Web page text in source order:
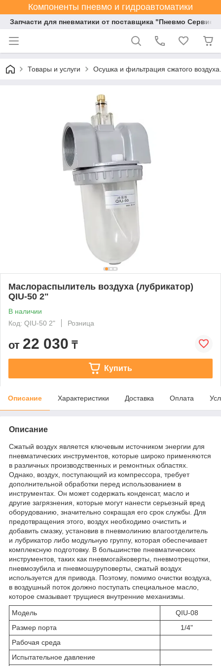
Компоненты пневмо и гидроавтоматики
Запчасти для пневматики от поставщика "Пневмо Сервис
Товары и услуги Осушка и фильтрация сжатого
Маслораспылитель воздуха (лубрикатор)
QIU-50 2"
В наличии
Код: QIU-50 2"
Розница
от 22 030 ₸
Купить
Описание Характеристики Доставка Оплата
Описание
Сжатый воздух является ключевым источником энергии для
пневматических инструментов, которые широко применяются
в различных производственных и ремонтных областях.
Однако, воздух, поступающий из компрессора, требует
дополнительной обработки перед использованием в
инструментах. Он может содержать конденсат, масло и
другие загрязнения, которые могут нанести серьезный вред
оборудованию, значительно сокращая его срок службы. Для
предотвращения этого, воздух необходимо очистить и
добавить смазку, установив в пневмолинию влагоотделитель
и лубрикатор либо модульную группу, которая обеспечивает
комплексную подготовку. В большинстве пневматических
инструментов, таких как пневмогайковерты, пневмотрещотки,
пневмозубила и пневмошуруповерты, сжатый воздух
используется для привода. Поэтому, помимо очистки воздуха,
в воздушный поток должно поступать специальное масло,
которое смазывает трущиеся внутренние механизмы.
Модель
QIU-08
Размер порта
1/4"
Рабочая среда
Испытательное давление